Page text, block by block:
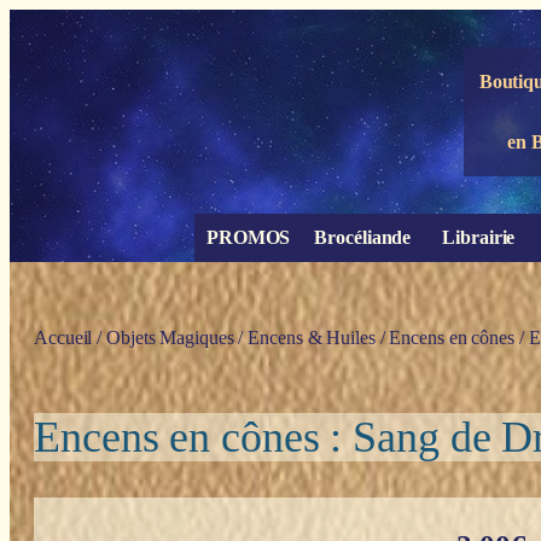
Panneau de gestion des cookies
en
PROMOS Brocéliande Librairie
Accueil /Objets Magiques/Encens & Huiles/Encens en cônes/
Encens en cônes : Sang de